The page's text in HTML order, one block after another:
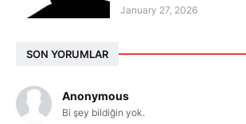
January 27, 2026
SON YORUMLAR
Anonymous
Bi şey bildiğin yok.